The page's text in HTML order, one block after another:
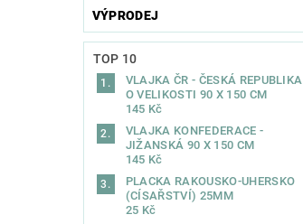
VÝPRODEJ
TOP 10
VLAJKA ČR - ČESKÁ REPUBLIKA
O VELIKOSTI 90 X 150 CM
145 Kč
VLAJKA KONFEDERACE -
JIŽANSKÁ 90 X 150 CM
145 Kč
PLACKA RAKOUSKO-UHERSKO
(CÍSAŘSTVÍ) 25MM
25 Kč